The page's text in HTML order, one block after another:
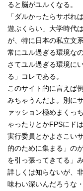
ると脳がユルくなる。
「ダルかったらサボれ
遊ぶくらい」大学時代
が、特に日本の私立文
常にユル過ぎる環境なの
さてユル過ぎる環境に
る」コレである。
このサイト的に言えば
みちゃうんだよ。別に
ァッション極めまくっ
ゃったりとかFPSにド
実行委員とかよさこい
的のために集まる」の
を引っ張ってきてる」
詳しくは知らないが、
味わい深いんだろうな・